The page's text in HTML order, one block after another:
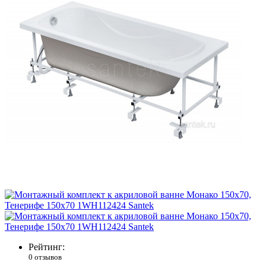
Рейтинг:
0 отзывов